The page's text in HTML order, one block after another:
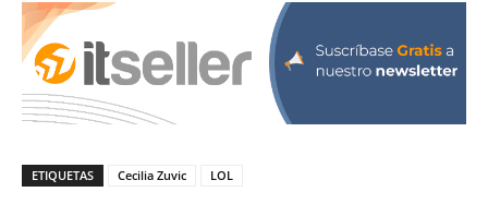
ETIQUETAS Cecilia Zuvic LOL